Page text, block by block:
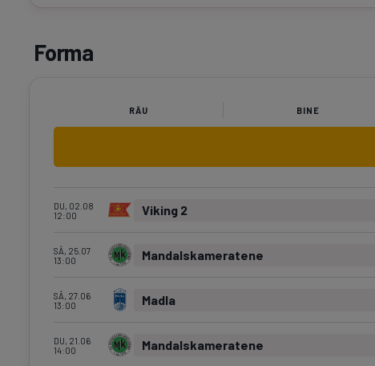
Forma
RĂU BINE
DU, 02.08
12:00
Viking 2
SÂ, 25.07
13:00
Mandalskameratene
SÂ, 27.06
13:00
Madla
DU, 21.06
14:00
Mandalskameratene